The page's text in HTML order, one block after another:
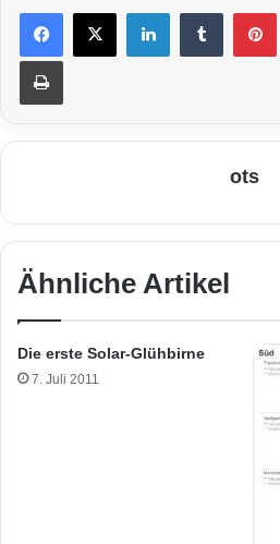
LinkedIn
Drucken
ots
Ähnliche Artikel
Die erste Solar-Glühbirne
7. Juli 2011